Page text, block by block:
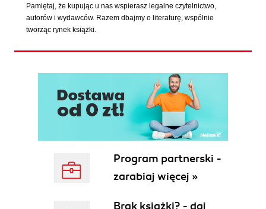
Pamiętaj, że kupując u nas wspierasz legalne czytelnictwo,
autorów i wydawców. Razem dbajmy o literaturę, wspólnie
tworząc rynek książki.
Program partnerski -
zarabiaj więcej »
Brak książki? - daj